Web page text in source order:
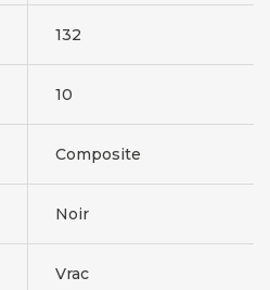
132
10
Composite
Noir
Vrac